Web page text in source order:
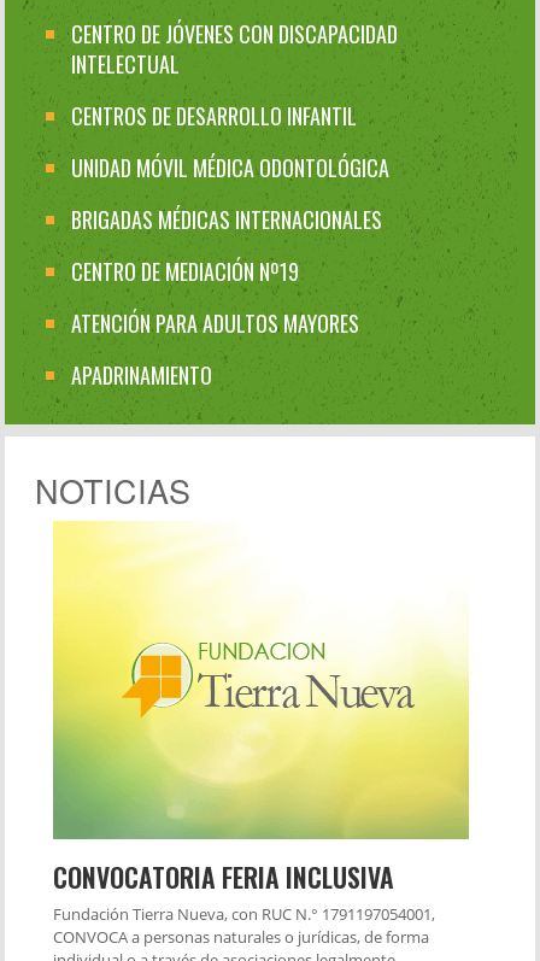
CENTRO DE JÓVENES CON DISCAPACIDAD
INTELECTUAL
CENTROS DE DESARROLLO INFANTIL
UNIDAD MÓVIL MÉDICA ODONTOLÓGICA
BRIGADAS MÉDICAS INTERNACIONALES
CENTRO DE MEDIACIÓN Nº19
ATENCIÓN PARA ADULTOS MAYORES
APADRINAMIENTO
NOTICIAS
CONVOCATORIA FERIA INCLUSIVA
Fundación Tierra Nueva, con RUC N.° 1791197054001,
CONVOCA a personas naturales o jurídicas, de forma